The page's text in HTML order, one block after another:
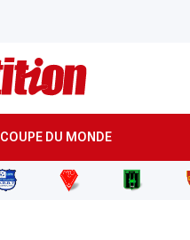
COUPE DU MONDE